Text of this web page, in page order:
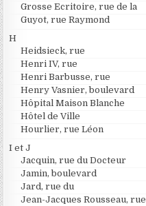
Grosse Ecritoire, rue de la
Guyot, rue Raymond
H
Heidsieck, rue
Henri IV, rue
Henri Barbusse, rue
Henry Vasnier, boulevard
Hôpital Maison Blanche
Hôtel de Ville
Hourlier, rue Léon
I et J
Jacquin, rue du Docteur
Jamin, boulevard
Jard, rue du
Jean-Jacques Rousseau, rue